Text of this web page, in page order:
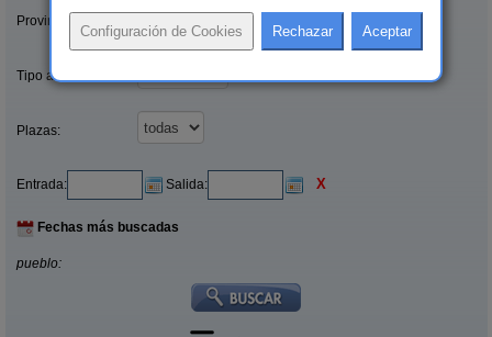
Provincias/Islas:
Tipo alquiler:
Plazas:
Entrada: Salida: X
Fechas más buscadas
pueblo: